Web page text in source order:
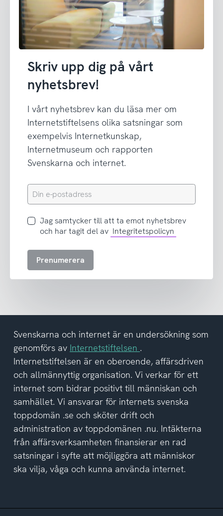
Skriv upp dig på vårt
nyhetsbrev!
I vårt nyhetsbrev kan du läsa mer om
Internetstiftelsens olika satsningar som
exempelvis Internetkunskap,
Internetmuseum och rapporten
Svenskarna och internet.
Din
e-
Jag
samtycker
att
del
av
integritetspolicyn
Jag samtycker till att ta emot nyhetsbrev
och har tagit del av Integritetspolicyn
Prenumerera
Svenskarna och internet är en undersökning som
genomförs av Internetstiftelsen .
Internetstiftelsen är en oberoende, affärsdriven
och allmännyttig organisation. Vi verkar för ett
internet som bidrar positivt till människan och
samhället. Vi ansvarar för internets svenska
toppdomän .se och sköter drift och
administration av toppdomänen .nu. Intäkterna
från affärsverksamheten finansierar en rad
satsningar i syfte att möjliggöra att människor
ska vilja, våga och kunna använda internet.